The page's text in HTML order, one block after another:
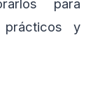
para
prácticos y